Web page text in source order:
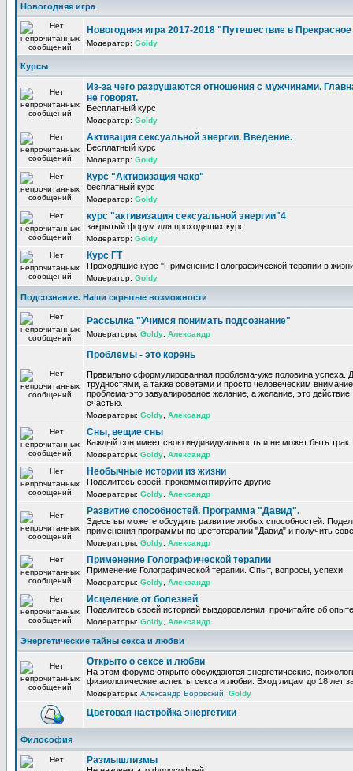
Новогодняя игра
Новогодняя игра 2017-2018 "Путешествие в
Модератор: Goldy
Курсы
Из-за чего разрушаются отношения с мужчинами.
не говорят.
Бесплатный курс
Модератор: Goldy
Активация сексуальной энергии. Введение.
Бесплатный курс
Модератор: Goldy
Курс "Активизация чакр"
бесплатный курс
Модератор: Goldy
курс "активизация сексуальной энергии"4
закрытый форум для проходящих курс
Модератор: Goldy
Курс ГТ
Проходящие курс "Применение Голографической терапии в
Модератор: Goldy
Подсознание. Наши скрытые возможности
Рассылка "Учимся понимать подсознание"
Модераторы: Goldy Александр
Проблемы - это корень
Правильно сформулированная проблема-уже половина успеха.
трудностями, а также советами и просто человеческим
проблема-это завуалированое желание, а желание, это
счастью.
Модераторы: Goldy Александр
Сны, вещие сны
Каждый сон имеет свою индивидуальность и не может быть
Модераторы: Goldy Александр
Необычные истории из жизни
Поделитесь своей, прокомментируйте другие
Модераторы: Goldy Александр
Развитие способностей. Программа "Давид".
Здесь вы можете обсудить развитие любых способностей.
применения программы по цветотерапии "Давид" и получить
Модераторы: Goldy Александр
Применение Голографической терапии
Применение Голографической терапии. Опыт, вопросы, успехи.
Модераторы: Goldy Александр
Исцеление от болезней
Поделитесь своей историей выздоровления, прочитайте об
Модераторы: Goldy Александр
Энергетические тайны секса и любви
Открыто о сексе и любви
На этом форуме открыто обсуждаются энергетические,
физиологические аспекты секса и любви. Вход лицам до 18 лет
Модераторы: Александр Боровский Goldy
Цветовая настройка энергетики
Философия
Размышлизмы